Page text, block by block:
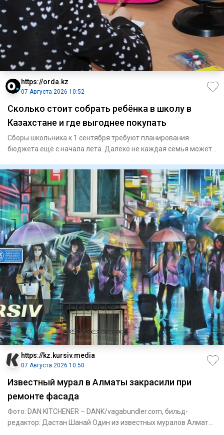
https://orda.kz
07 Августа 2026 10:52
Сколько стоит собрать ребёнка в школу в
Казахстане и где выгоднее покупать
Сборы школьника к 1 сентября требуют планирования
бюджета ещё с начала лета. Далеко не каждая семья может
https://kz.kursiv.media
07 Августа 2026 10:50
Известный мурал в Алматы закрасили при
ремонте фасада
Фото: DAN KITCHENER – DANK/vagabundler.com, бильд-
редактор: Дастан Шанай Один из известных муралов Алматы